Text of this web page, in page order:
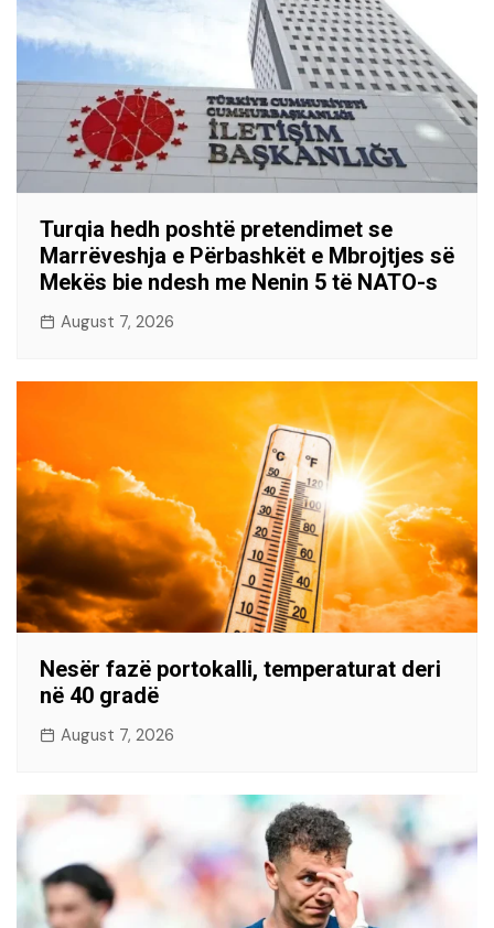
Turqia hedh poshtë pretendimet se
Marrëveshja e Përbashkët e Mbrojtjes së
Mekës bie ndesh me Nenin 5 të NATO-s
August 7, 2026
Nesër fazë portokalli, temperaturat deri
në 40 gradë
August 7, 2026